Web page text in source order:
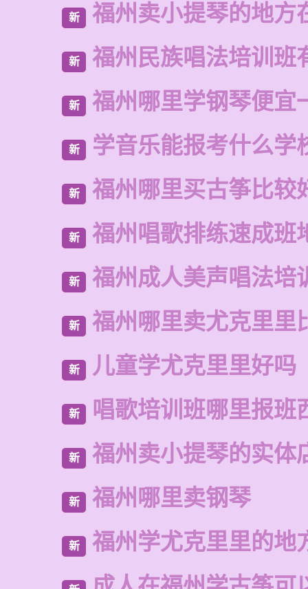
新 福州卖小提琴的地方
新 福州民族唱法培训班
新 福州哪里学钢琴便宜
新 学音乐能报考什么学
新 福州哪里买古筝比较
新 福州唱歌排练速成班
新 福州成人美声唱法培
新 福州哪里卖尤克里里
新 儿童学尤克里里好吗
新 唱歌培训班哪里报班
新 福州卖小提琴的实体
新 福州哪里卖钢琴
新 福州学尤克里里的地